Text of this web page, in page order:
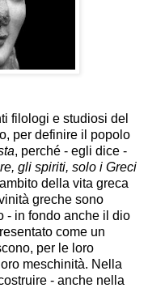
filologi e studiosi del
per definire il popolo
, perché - egli dice -
gli spiriti, solo i Greci
della vita greca
greche sono
- in fondo anche il dio
come un
per le loro
meschinità. Nella
- anche nella